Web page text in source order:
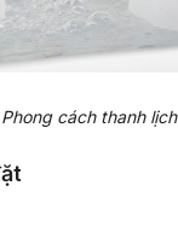
Phong cách thanh lịch